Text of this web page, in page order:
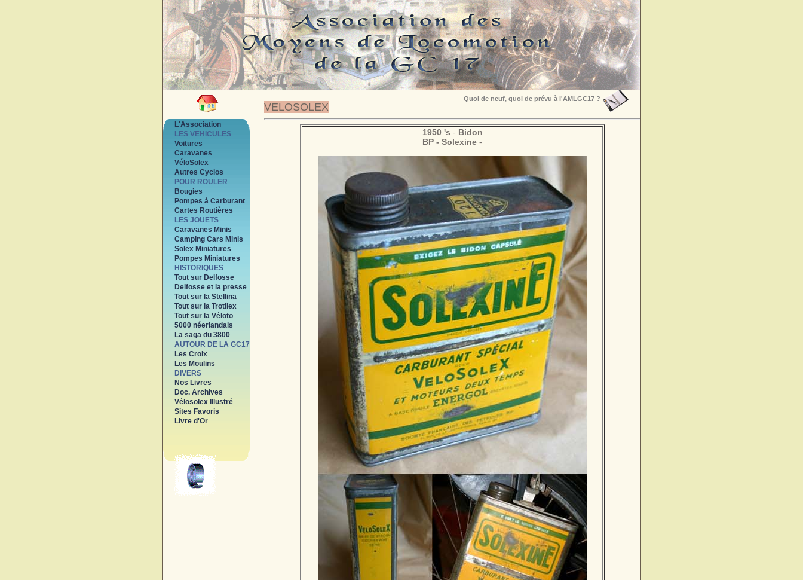
VELOSOLEX
Quoi de neuf, quoi de prévu à l'AMLGC17 ?
L'Association
LES VEHICULES
Voitures
Caravanes
VéloSolex
Autres Cyclos
POUR ROULER
Bougies
Pompes à Carburant
Cartes Routières
LES JOUETS
Caravanes Minis
Camping Cars Minis
Solex Miniatures
Pompes Miniatures
HISTORIQUES
Tout sur Delfosse
Delfosse et la presse
Tout sur la Stellina
Tout sur la Trotilex
Tout sur la Véloto
5000 néerlandais
La saga du 3800
AUTOUR DE LA GC17
Les Croix
Les Moulins
DIVERS
Nos Livres
Doc. Archives
Vélosolex Illustré
Sites Favoris
Livre d'Or
1950 's - Bidon
BP - Solexine -